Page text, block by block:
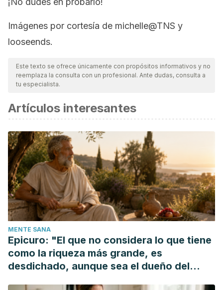
Imágenes por cortesía de michelle@TNS y
looseends.
Este texto se ofrece únicamente con propósitos informativos y no
reemplaza la consulta con un profesional. Ante dudas, consulta a
tu especialista.
Artículos interesantes
MENTE SANA
Epicuro: "El que no considera lo que tiene
como la riqueza más grande, es
desdichado, aunque sea el dueño del